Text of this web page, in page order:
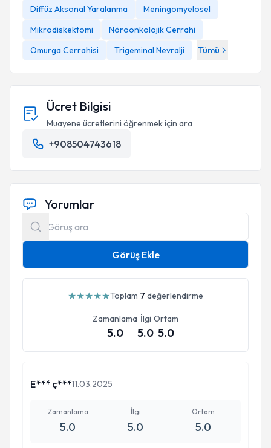
Diffüz Aksonal Yaralanma
Meningomyelosel
Mikrodiskektomi
Nöroonkolojik Cerrahi
Omurga Cerrahisi
Trigeminal Nevralji Tümü
Ücret Bilgisi
Muayene ücretlerini öğrenmek için ara
+908504743618
Yorumlar
Görüş Ekle
★★★★★Toplam 7 değerlendirme
Zamanlama
5.0
İlgi
5.0
Ortam
5.0
E*** ç***11.03.2025
Zamanlama
5.0
İlgi
5.0
Ortam
5.0